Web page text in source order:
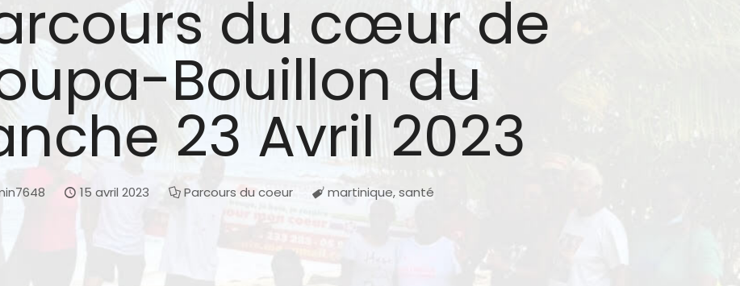
du cœur de
Bouillon du
23 Avril 2023
15 avril 2023 Parcours du coeur martinique,santé